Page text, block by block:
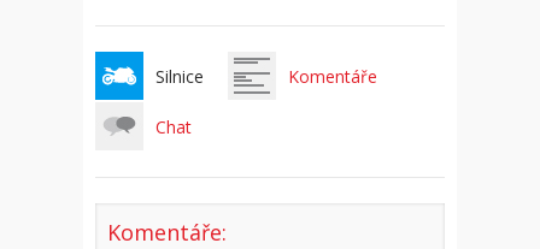
Silnice Komentáře
Chat
Komentáře: